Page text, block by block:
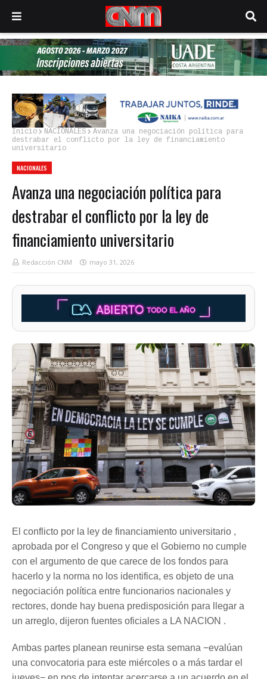
Inicio NACIONALES
Avanza una negociación política para
destrabar el conflicto por la ley de financiamiento
universitario
NACIONALES
Avanza una negociación política para
destrabar el conflicto por la ley de
financiamiento universitario
Redacción CNM mayo 31, 2026
El conflicto por la ley de financiamiento universitario ,
aprobada por el Congreso y que el Gobierno no cumple
con el argumento de que carece de los fondos para
hacerlo y la norma no los identifica, es objeto de una
negociación política entre funcionarios nacionales y
rectores, donde hay buena predisposición para llegar a
un arreglo, dijeron fuentes oficiales a LA NACION .
Ambas partes planean reunirse esta semana −evalúan
una convocatoria para este miércoles o a más tardar el